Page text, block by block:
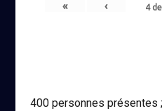
« ‹ 4de
400 personnes présentes